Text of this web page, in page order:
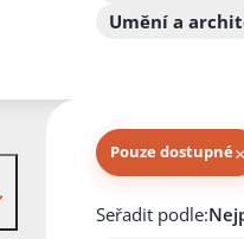
Umění a
Pouze dostupné×
Knihy autora
Seřadit podle: